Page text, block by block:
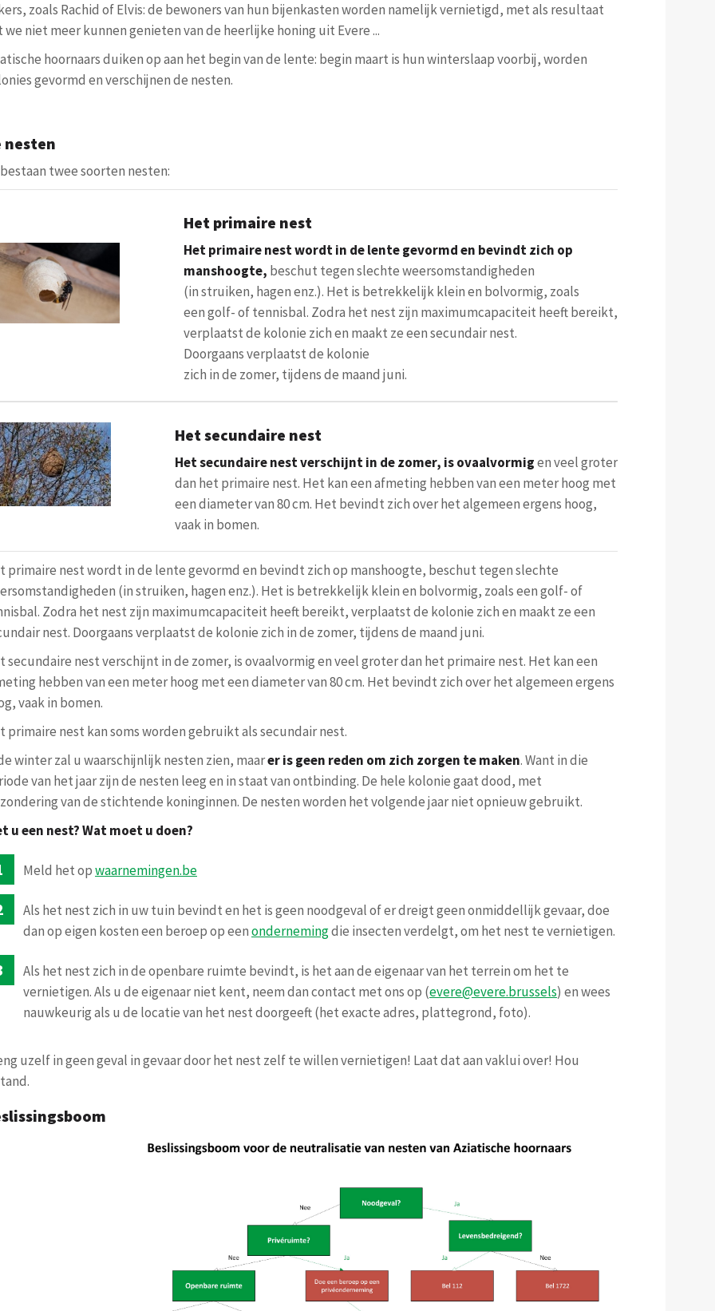
zoals Rachid of Elvis: de bewoners van hun bijenkasten worden namelijk vernietigd, met als resultaat
we niet meer kunnen genieten van de heerlijke honing uit Evere ...
hoornaars duiken op aan het begin van de lente: begin maart is hun winterslaap voorbij, worden
gevormd en verschijnen de nesten.
nesten
twee soorten nesten:
Het primaire nest
Het primaire nest wordt in de lente gevormd en bevindt zich op
manshoogte, beschut tegen slechte weersomstandigheden
(in struiken, hagen enz.). Het is betrekkelijk klein en bolvormig, zoals
een golf- of tennisbal. Zodra het nest zijn maximumcapaciteit heeft bereikt,
verplaatst de kolonie zich en maakt ze een secundair nest.
Doorgaans verplaatst de kolonie
zich in de zomer, tijdens de maand juni.
Het secundaire nest
Het secundaire nest verschijnt in de zomer, is ovaalvormigen veel groter
dan het primaire nest. Het kan een afmeting hebben van een meter hoog met
een diameter van 80 cm. Het bevindt zich over het algemeen ergens hoog,
vaak in bomen.
primaire nest wordt in de lente gevormd en bevindt zich op manshoogte, beschut tegen slechte
(in struiken, hagen enz.). Het is betrekkelijk klein en bolvormig, zoals een golf- of
Zodra het nest zijn maximumcapaciteit heeft bereikt, verplaatst de kolonie zich en maakt ze een
nest. Doorgaans verplaatst de kolonie zich in de zomer, tijdens de maand juni.
secundaire nest verschijnt in de zomer, is ovaalvormig en veel groter dan het primaire nest. Het kan een
hebben van een meter hoog met een diameter van 80 cm. Het bevindt zich over het algemeen ergens
vaak in bomen.
primaire nest kan soms worden gebruikt als secundair nest.
winter zal u waarschijnlijk nesten zien, maarer is geen reden om zich zorgen te maken. Want in die
van het jaar zijn de nesten leeg en in staat van ontbinding. De hele kolonie gaat dood, met
van de stichtende koninginnen. De nesten worden het volgende jaar niet opnieuw gebruikt.
u een nest? Wat moet u doen?
Meld het opwaarnemingen.be
Als het nest zich in uw tuin bevindt en het is geen noodgeval of er dreigt geen onmiddellijk gevaar, doe
dan op eigen kosten een beroep op eenondernemingdie insecten verdelgt, om het nest te vernietigen.
Als het nest zich in de openbare ruimte bevindt, is het aan de eigenaar van het terrein om het te
vernietigen. Als u de eigenaar niet kent, neem dan contact met ons op (evere@evere.brussels) en wees
nauwkeurig als u de locatie van het nest doorgeeft (het exacte adres, plattegrond, foto).
uzelf in geen geval in gevaar door het nest zelf te willen vernietigen! Laat dat aan vaklui over! Hou